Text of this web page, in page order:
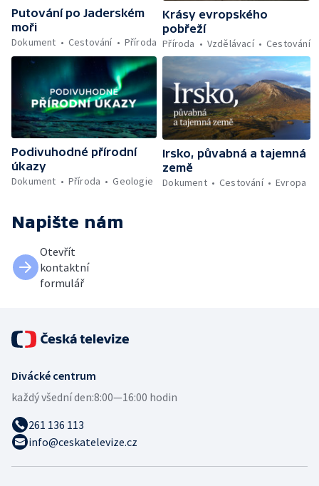
Putování po Jaderském
moři
Dokument
Cestování Příroda
Krásy evropského
pobřeží
Příroda
Vzdělávací Cestování
Podivuhodné přírodní
úkazy
Dokument
Příroda Geologie
Irsko, půvabná a tajemná
země
Dokument
Cestování Evropa
Napište nám
Otevřít
kontaktní
formulář
Divácké centrum
každý všední den:8:00—16:00 hodin
261 136 113
info@ceskatelevize.cz